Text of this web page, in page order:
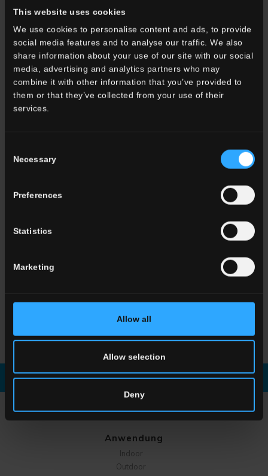
This website uses cookies
We use cookies to personalise content and ads, to provide
social media features and to analyse our traffic. We also
share information about your use of our site with our social
media, advertising and analytics partners who may
combine it with other information that you’ve provided to
them or that they’ve collected from your use of their
services.
Selection
Necessary
Preferences
Statistics
Marketing
Allow all
Allow selection
Deny
HTL 16Coral
Nightfall
Broschüre Runterladen Fordern sie informationen
WÄHLEN SIE EINE SERIE AUS
Anwendung
Indoor
Outdoor